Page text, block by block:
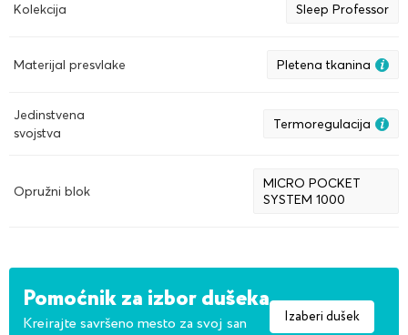
Kolekcija Sleep Professor
Materijal presvlake Pletena tkanina
Jedinstvena
svojstva
Termoregulacija
Opružni blok
MICRO POCKET
SYSTEM 1000
Pomoćnik za izbor dušeka
Kreirajte savršeno mesto za svoj san Izaberi dušek